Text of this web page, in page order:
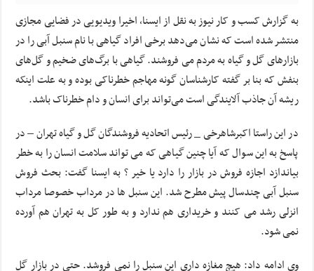
به گزارش کسب و کار نیوز به نقل از ایسنا، اخیرا ویدیویی در فضایی مجازی
منتشر شده است که نشان می‌دهد برخی افراد گیاهی با نام سنبل آبی را در
بازارهای گل و گیاه به مردم می فروشند. گیاهی با برگ‌های ضخیم و گل‌های
بنفش که بنا بر گفته کارشناسان گونه مهاجم خطرناکی بوده و به علت اینکه
ریشه آن جاذب آلایندگی است می‌تواند برای انسان و دام خطرناک باشد.
در این راستا اکبرشاهرخی _ رئیس اتحادیه فروشندگان گل و گیاه تهران – در
پاسخ به این سوال که آیا چنین گیاهی که می تواند سلامت انسان را به خطر
بیاندازد اجازه فروش در بازار را دارد یا خیر ؟ به ایسنا گفت: بحث فروش
سنبل آبی چندسال پیش مطرح شد. این سنبل ها در مرداب خصوصا مرداب
انزلی رشد می کنند و خریداری هم ندارد و به طور کل به تهران هم آورده
نمی شود.
وی ادامه داد: هیچ مغازه داری این سنبل را نمی فروشد. حتی در بازار گل